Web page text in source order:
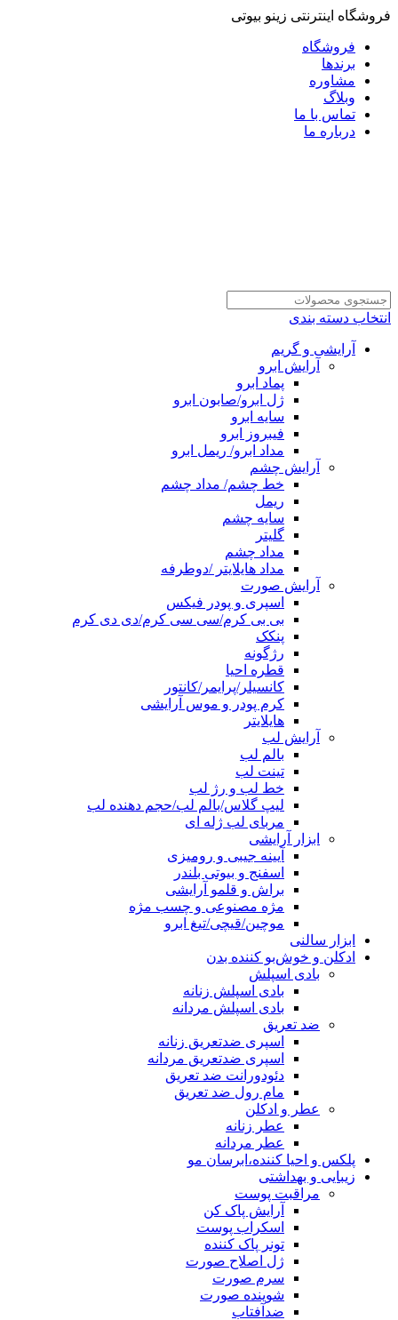
فروشگاه اینترنتی زینو بیوتی
فروشگاه
برندها
مشاوره
وبلاگ
تماس با ما
درباره ما
انتخاب دسته بندی
آرایشی و گریم
آرایش ابرو
پماد ابرو
ژل ابرو/صابون ابرو
سایه ابرو
فیبروز ابرو
مداد ابرو/ ریمل ابرو
آرایش چشم
خط چشم/ مداد چشم
ریمل
سایه چشم
گلیتر
مداد چشم
مداد هایلایتر /دوطرفه
آرایش صورت
اسپری و پودر فیکس
بی بی کرم/سی سی کرم/دی دی کرم
پنکک
رژگونه
قطره احیا
کانسیلر/پرایمر/کانتور
کرم پودر و موس آرایشی
هایلایتر
آرایش لب
بالم لب
تینت لب
خط لب و رژ لب
لیپ گلاس/بالم لب/حجم دهنده لب
مربای لب ژله ای
ابزار آرایشی
آیینه جیبی و رومیزی
اسفنج و بیوتی بلندر
براش و قلمو آرایشی
مژه مصنوعی و چسب مژه
موچین/قیچی/تیغ ابرو
ابزار سالنی
ادکلن و خوش‌بو کننده بدن
بادی اسپلش
بادی اسپلش زنانه
بادی اسپلش مردانه
ضد تعریق
اسپری ضدتعریق زنانه
اسپری ضدتعریق مردانه
دئودورانت ضد تعریق
مام رول ضد تعریق
عطر و ادکلن
عطر زنانه
عطر مردانه
پلکس و احیا کننده،ابرسان مو
زیبایی و بهداشتی
مراقبت پوست
آرایش پاک کن
اسکراب پوست
تونر پاک کننده
ژل اصلاح صورت
سرم صورت
شوینده صورت
ضدآفتاب